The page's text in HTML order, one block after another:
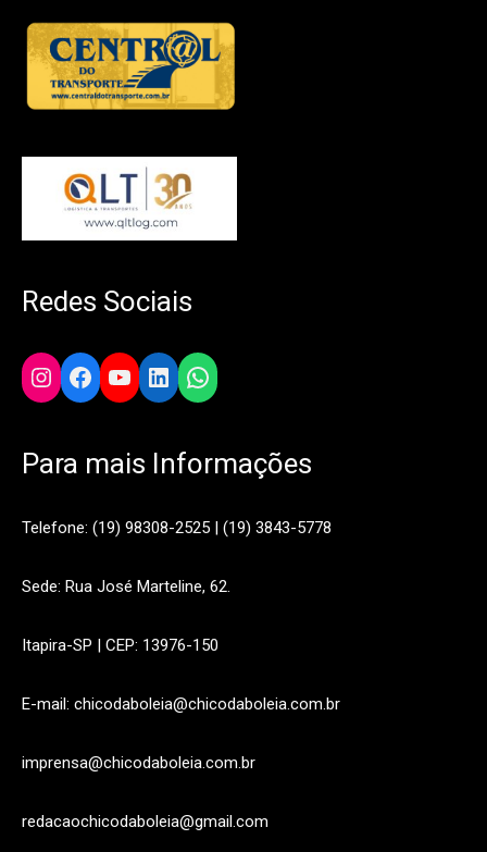
Redes Sociais
Instagram
Facebook
YouTube
LinkedIn
WhatsApp
Para mais Informações
Telefone: (19) 98308-2525 | (19) 3843-5778
Sede: Rua José Marteline, 62.
Itapira-SP | CEP: 13976-150
E-mail: chicodaboleia@chicodaboleia.com.br
imprensa@chicodaboleia.com.br
redacaochicodaboleia@gmail.com